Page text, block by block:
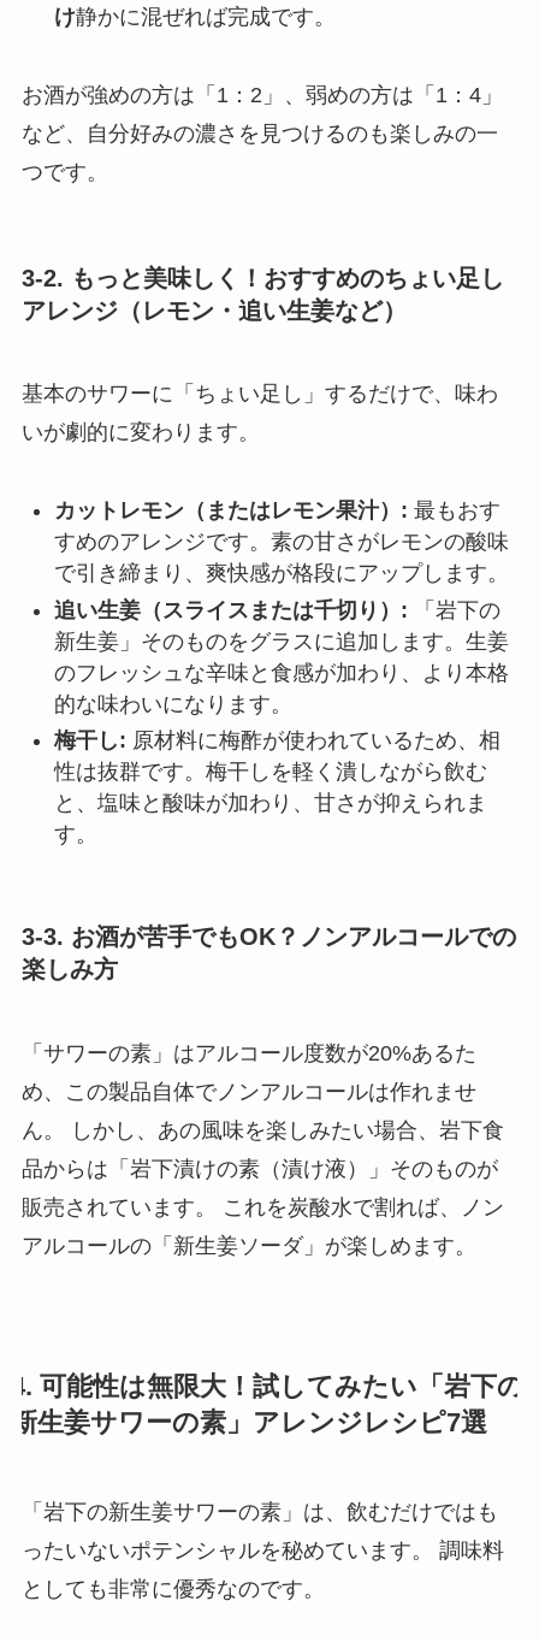
け静かに混ぜれば完成です。
お酒が強めの方は「1：2」、弱めの方は「1：4」
など、自分好みの濃さを見つけるのも楽しみの一
つです。
3-2. もっと美味しく！おすすめのちょい足し
アレンジ（レモン・追い生姜など）
基本のサワーに「ちょい足し」するだけで、味わ
いが劇的に変わります。
カットレモン（またはレモン果汁）: 最もおす
すめのアレンジです。素の甘さがレモンの酸味
で引き締まり、爽快感が格段にアップします。
追い生姜（スライスまたは千切り）: 「岩下の
新生姜」そのものをグラスに追加します。生姜
のフレッシュな辛味と食感が加わり、より本格
的な味わいになります。
梅干し: 原材料に梅酢が使われているため、相
性は抜群です。梅干しを軽く潰しながら飲む
と、塩味と酸味が加わり、甘さが抑えられま
す。
3-3. お酒が苦手でもOK？ノンアルコールでの
楽しみ方
「サワーの素」はアルコール度数が20%あるた
め、この製品自体でノンアルコールは作れませ
ん。 しかし、あの風味を楽しみたい場合、岩下食
品からは「岩下漬けの素（漬け液）」そのものが
販売されています。 これを炭酸水で割れば、ノン
アルコールの「新生姜ソーダ」が楽しめます。
4. 可能性は無限大！試してみたい「岩下の
新生姜サワーの素」アレンジレシピ7選
「岩下の新生姜サワーの素」は、飲むだけではも
ったいないポテンシャルを秘めています。 調味料
としても非常に優秀なのです。